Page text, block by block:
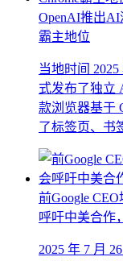
OpenAI推出AI
霸主地位
当地时间
式发布了独立
款浏览器基于
了标签页、书
前Google
呼吁中美合作
2025 年 7 月